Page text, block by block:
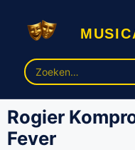
Zoek
naar:
Rogier
Fever